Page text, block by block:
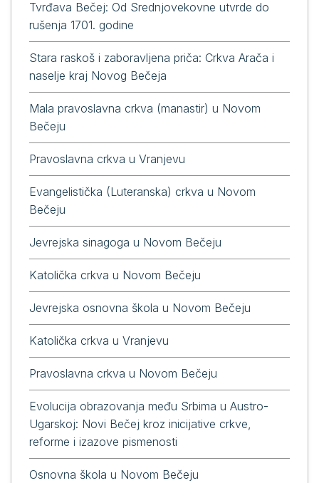
Tvrđava Bečej: Od Srednjovekovne utvrde do
rušenja 1701. godine
Stara raskoš i zaboravljena priča: Crkva Arača i
naselje kraj Novog Bečeja
Mala pravoslavna crkva (manastir) u Novom
Bečeju
Pravoslavna crkva u Vranjevu
Evangelistička (Luteranska) crkva u Novom
Bečeju
Jevrejska sinagoga u Novom Bečeju
Katolička crkva u Novom Bečeju
Jevrejska osnovna škola u Novom Bečeju
Katolička crkva u Vranjevu
Pravoslavna crkva u Novom Bečeju
Evolucija obrazovanja među Srbima u Austro-
Ugarskoj: Novi Bečej kroz inicijative crkve,
reforme i izazove pismenosti
Osnovna škola u Novom Bečeju